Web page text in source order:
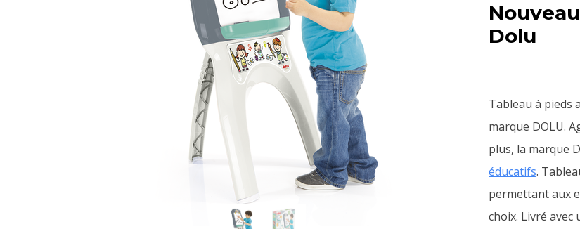
Dolu
Tableau à pieds
marque DOLU.
plus, la marque
éducatifs.
permettant aux
choix. Livré avec